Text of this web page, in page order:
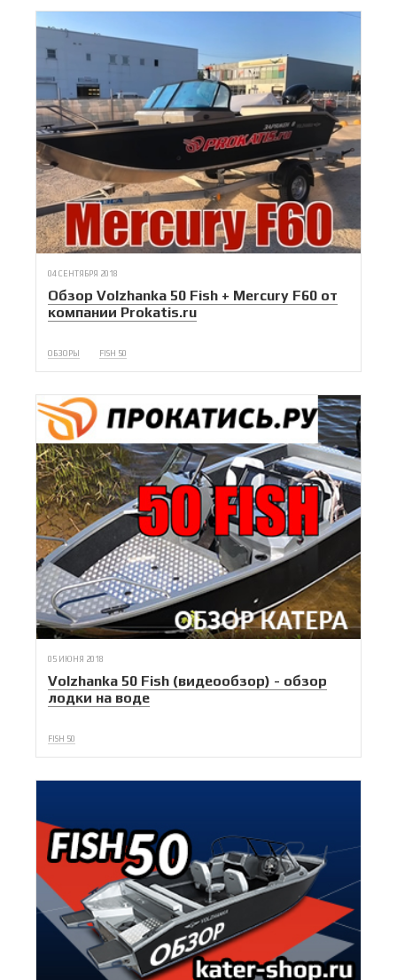
04 СЕНТЯБРЯ 2018
Обзор Volzhanka 50 Fish + Mercury F60 от
компании Prokatis.ru
ОБЗОРЫ FISH 50
05 ИЮНЯ 2018
Volzhanka 50 Fish (видеообзор) - обзор
лодки на воде
FISH 50